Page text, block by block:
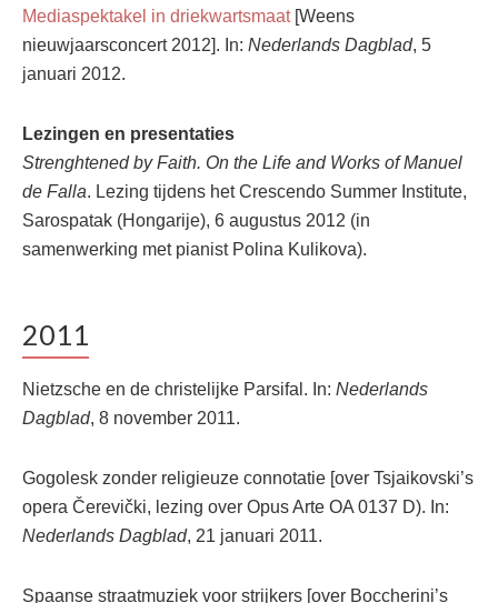
Mediaspektakel in driekwartsmaat[Weens
nieuwjaarsconcert 2012]. In: Nederlands Dagblad, 5
januari 2012.
Lezingen en presentaties
Strenghtened by Faith. On the Life and Works of Manuel
de Falla. Lezing tijdens het Crescendo Summer Institute,
Sarospatak (Hongarije), 6 augustus 2012 (in
samenwerking met pianist Polina Kulikova).
2011
Nietzsche en de christelijke Parsifal. In: Nederlands
Dagblad, 8 november 2011.
Gogolesk zonder religieuze connotatie [over Tsjaikovski’s
opera Čerevički, lezing over Opus Arte OA 0137 D). In:
Nederlands Dagblad, 21 januari 2011.
Spaanse straatmuziek voor strijkers [over Boccherini’s